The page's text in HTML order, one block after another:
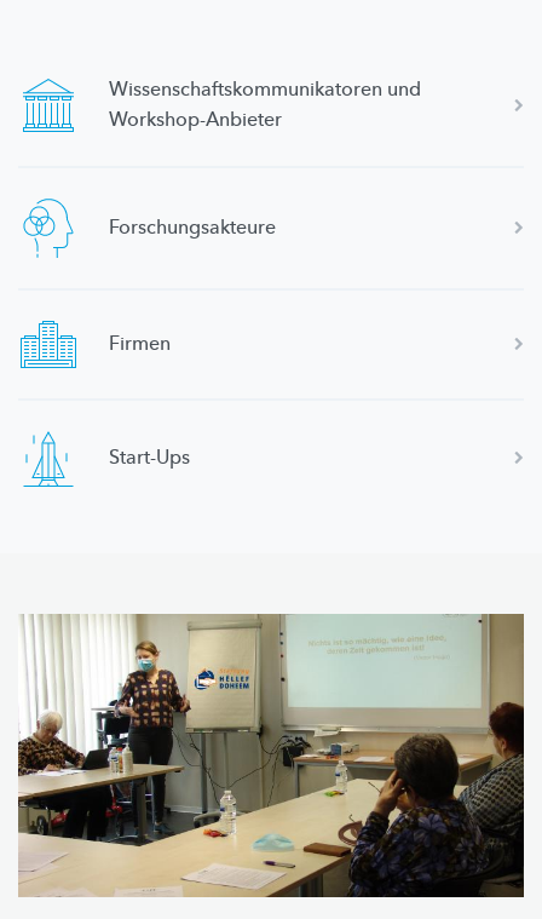
Wissenschaftskommunikatoren und
Workshop-Anbieter
Forschungsakteure
Firmen
Start-Ups